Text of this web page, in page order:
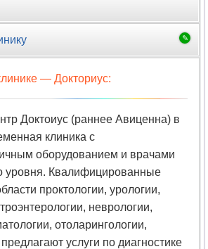
— Докториус:
Доктоиус (раннее Авиценна) в
клиника с
оборудованием и врачами
уровня. Квалифицированные
проктологии, урологии,
неврологии,
отоларингологии,
услуги по диагностике